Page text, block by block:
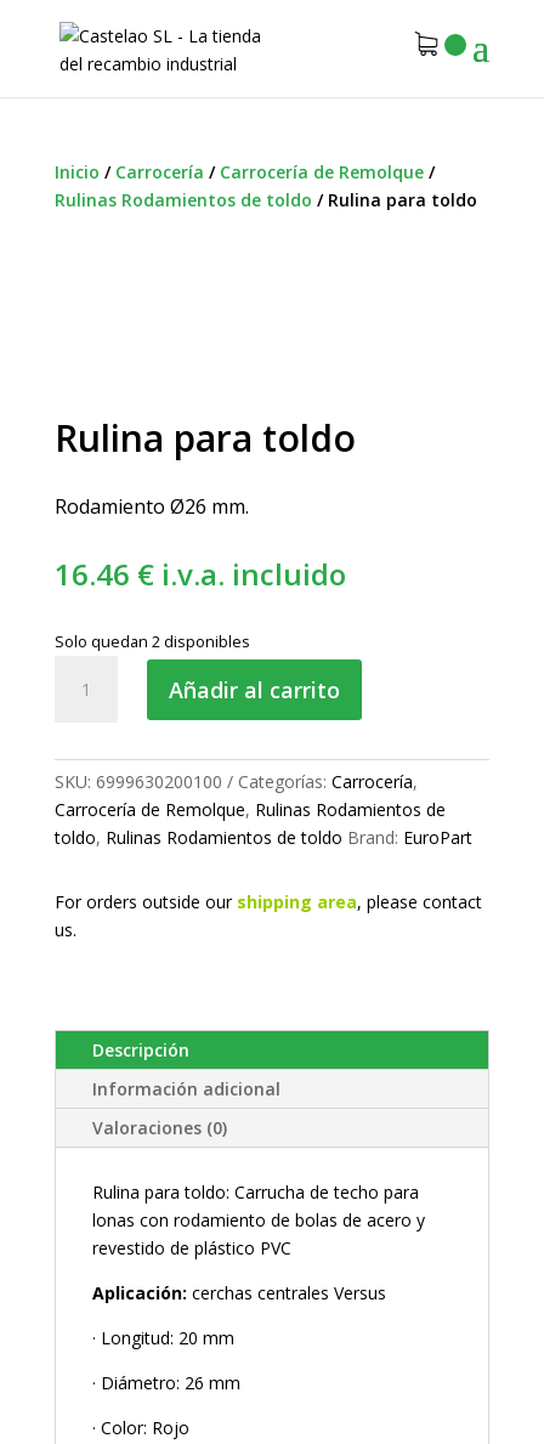
Inicio / Carrocería / Carrocería de Remolque/
Rulinas Rodamientos de toldo / Rulina para toldo
Rulina para toldo
Rodamiento Ø26 mm.
16.46 € i.v.a. incluido
Solo quedan 2 disponibles
para
Añadir al carrito
SKU: 6999630200100 Categorías: Carrocería,
Carrocería de Remolque, Rulinas Rodamientos de
toldo, Rulinas Rodamientos de toldo Brand: EuroPart
For orders outside our shipping area, please contact
us.
Descripción
Información adicional
Valoraciones (0)
Rulina para toldo: Carrucha de techo para
lonas con rodamiento de bolas de acero y
revestido de plástico PVC
Aplicación: cerchas centrales Versus
· Longitud: 20 mm
· Diámetro: 26 mm
· Color: Rojo